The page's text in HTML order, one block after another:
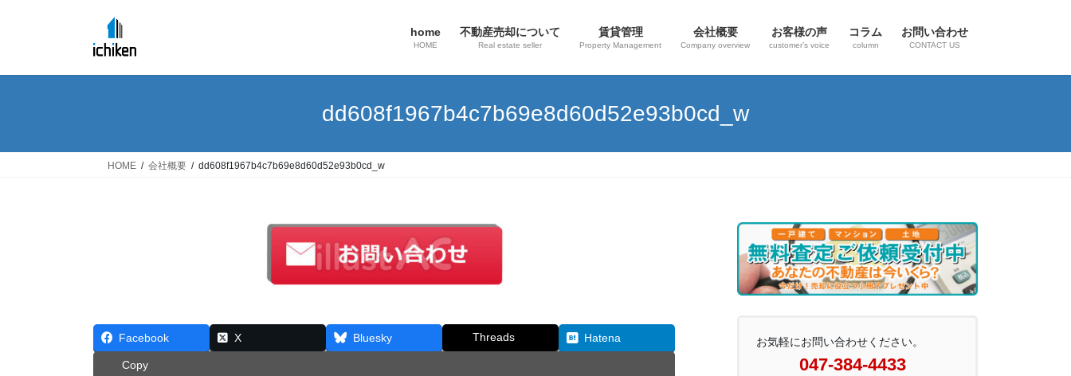
home
HOME
不動産売却について
Real estate seller
賃貸管理
Property Management
会社概要
Company overview
お客様の声
customer’s voice
コラム
column
お問い合わせ
CONTACT US
dd608f1967b4c7b69e8d60d52e93b0cd_w
HOME 会社概要 dd608f1967b4c7b69e8d60d52e93b0cd_w
Facebook X Bluesky Threads Hatena
Copy
お気軽にお問い合わせください。
047-384-4433